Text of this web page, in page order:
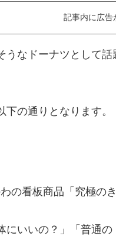
記事内に広告
うなドーナツとして
の通りとなります。
の看板商品「究極の
にいいの？」「普通